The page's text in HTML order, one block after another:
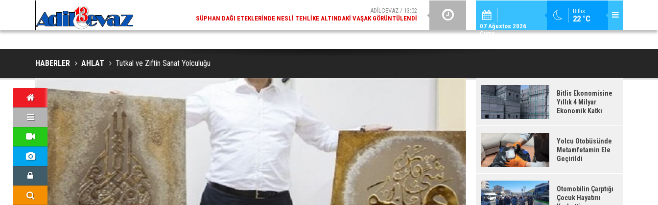
Bitlis
22 °C
07 Ağustos 2026
Cuma
NESLI TEHLIKE ALTINDAKI VAŞAK GÖRÜNTÜLENDI
ADİLCEVAZ / 09:10
ADILCEVAZ ESKI KAYMAKAMLARINDAN MUSTAFA ÇIFTÇI İÇIŞLERI BAKANI OLDU
ADİLCEVAZ /
ADILCEVAZ'DA KUDUZ VAKASI TESPIT EDILEN KÖY, KARANTINAYA
HABERLER AHLAT Tutkal ve Ziftin Sanat Yolculuğu
Bitlis Ekonomisine
Yıllık 4 Milyar
Ekonomik Katkı
Yolcu Otobüsünde
Metamfetamin Ele
Geçirildi
Otomobilin Çarptığı
Çocuk Hayatını